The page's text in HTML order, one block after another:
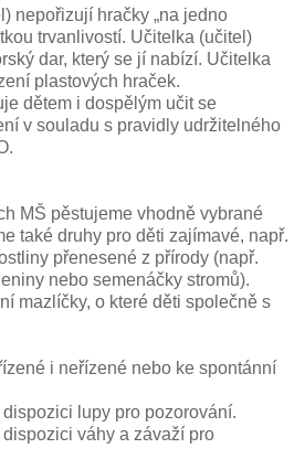
nepořizují hračky „na jedno
trvanlivostí. Učitelka (učitel)
dar, který se jí nabízí. Učitelka
plastových hraček.
dětem i dospělým učit se
v souladu s pravidly udržitelného
MŠ pěstujeme vhodně vybrané
také druhy pro děti zajímavé, např.
přenesené z přírody (např.
nebo semenáčky stromů).
mazlíčky, o které děti společně s
i neřízené nebo ke spontánní
lupy pro pozorování.
váhy a závaží pro